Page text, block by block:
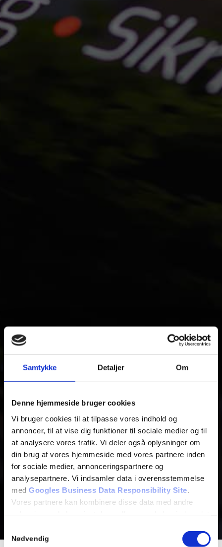
Samtykke Detaljer Om
Denne hjemmeside bruger cookies
Vi bruger cookies til at tilpasse vores indhold og
annoncer, til at vise dig funktioner til sociale medier og til
at analysere vores trafik. Vi deler også oplysninger om
din brug af vores hjemmeside med vores partnere inden
for sociale medier, annonceringspartnere og
analysepartnere. Vi indsamler data i overensstemmelse
med Googles Business Data Responsibility Site
Vores partnere kan kombinere disse data med andre
Nødvendig